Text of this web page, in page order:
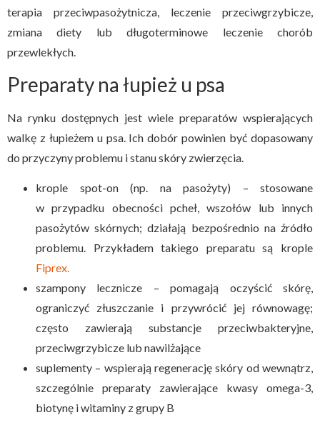
terapia przeciwpasożytnicza, leczenie przeciwgrzybicze,
zmiana diety lub długoterminowe leczenie chorób
przewlekłych.
Preparaty na łupież u psa
Na rynku dostępnych jest wiele preparatów wspierających
walkę z łupieżem u psa. Ich dobór powinien być dopasowany
do przyczyny problemu i stanu skóry zwierzęcia.
krople spot-on (np. na pasożyty) – stosowane
w przypadku obecności pcheł, wszołów lub innych
pasożytów skórnych; działają bezpośrednio na źródło
problemu. Przykładem takiego preparatu są krople
Fiprex.
szampony lecznicze – pomagają oczyścić skórę,
ograniczyć złuszczanie i przywrócić jej równowagę;
często zawierają substancje przeciwbakteryjne,
przeciwgrzybicze lub nawilżające
suplementy – wspierają regenerację skóry od wewnątrz,
szczególnie preparaty zawierające kwasy omega-3,
biotynę i witaminy z grupy B